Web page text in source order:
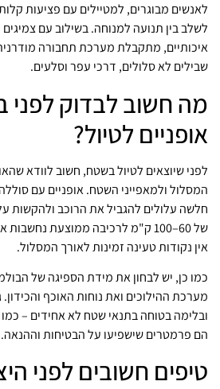
לאנשים מבוגרים, למטיילים עם פציעות
לשלב בין תנועה למנוחה. בשילוב עם צמיגים
איכותיים, מתקבלת מערכת תחבורה
שבילים לא סלולים, דרכי עפר וסלעים.
מה חשוב לבדוק לפני
אופניים לטיול?
לפני שיוצאים לטיול בשטח, חשוב לוודא
המסלול ולמאפייני השטח. אופניים עם
חלשה עלולים להגביל את הרוכב ולהקשות
של 60–100 ק"מ לרכיבה ממוצעת
אין נקודות טעינה זמינות לאורך המסלול.
כמו כן, יש לבחון את מידת הספיגה של
מערכת ההילוכים ואת נוחות האוכף
ובלימה בטוחה בתנאי שטח לא אחידים – כמו
הם פרמטרים שישפיעו על הבטיחות וההנאה.
טיפים חשובים לפני